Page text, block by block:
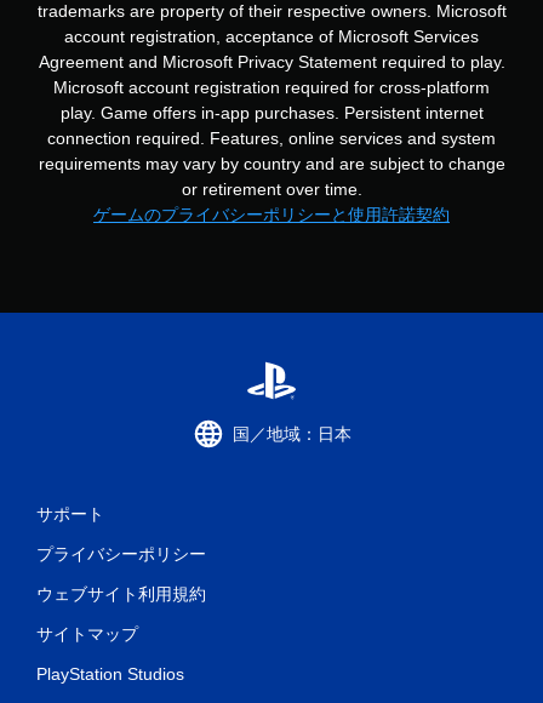
trademarks are property of their respective owners. Microsoft
account registration, acceptance of Microsoft Services
Agreement and Microsoft Privacy Statement required to play.
Microsoft account registration required for cross-platform
play. Game offers in-app purchases. Persistent internet
connection required. Features, online services and system
requirements may vary by country and are subject to change
or retirement over time.
ゲームのプライバシーポリシーと使用許諾契約
国／地域：日本
サポート
プライバシーポリシー
ウェブサイト利用規約
サイトマップ
PlayStation Studios